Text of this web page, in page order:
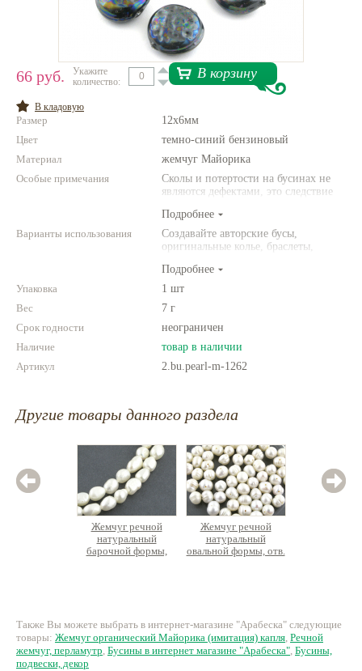
Нетемнеющая фурнитура
Всё для вышивки
Проволока
Натуральные камни
66 руб.
Укажите
количество:
В корзину
В кладовую
Размер
12х6мм
Цвет
темно-синий бензиновый
Материал
жемчуг Майорика
Особые примечания
Сколы и потертости на бусинах не
являются дефектами, это следствие
природного материала и его
имитации. Цвет и размер товара
может отличаться от представленных
Подробнее
Варианты использования
Создавайте авторские бусы,
оригинальные колье, браслеты,
Комбинируйте различные цвета и
размеры. Фантазируйте!
Подробнее
Упаковка
1 шт
Вес
7 г
Срок годности
неограничен
Наличие
товар в наличии
Артикул
2.bu.pearl-m-1262
Другие товары данного раздела
Жемчуг речной
натуральный
барочной формы,
Жемчуг речной
натуральный
овальной формы, отв.
Также Вы можете выбрать в интернет-магазине "Арабеска" следующие
товары: Жемчуг органический Майорика (имитация) капля, Речной
жемчуг, перламутр, Бусины в интернет магазине "Арабеска", Бусины,
подвески, декор